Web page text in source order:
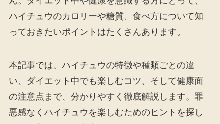
ハイチュウのカロリーや糖質、食べ方について知
っておきたいポイントはたくさんあります。
本記事では、ハイチュウの特徴や種類ごとの違
い、ダイエット中でも楽しむコツ、そして健康面
の注意点まで、分かりやすく徹底解説します。罪
悪感なくハイチュウを楽しむためのヒントを探し